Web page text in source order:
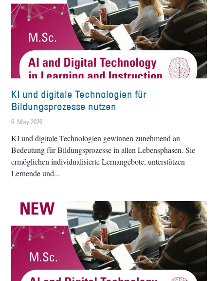
KI und digitale Technologien für
Bildungsprozesse nutzen
6. May 2026
KI und digitale Technologien gewinnen zunehmend an
Bedeutung für Bildungsprozesse in allen Lebensphasen. Sie
ermöglichen individualisierte Lernangebote, unterstützen
Lernende und